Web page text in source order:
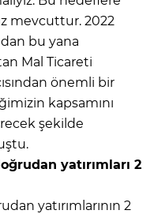
mevcuttur. 2022
bu yana
Mal Ticareti
önemli bir
kapsamını
şekilde
yatırımları 2
yatırımlarının 2